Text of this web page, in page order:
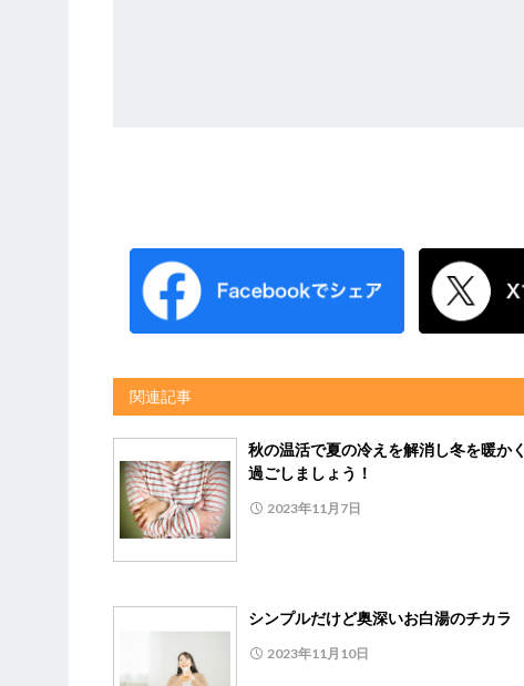
関連記事
秋の温活で夏の冷えを解消し冬を暖かく
過ごしましょう！
2023年11月7日
シンプルだけど奥深いお白湯のチカラ
2023年11月10日